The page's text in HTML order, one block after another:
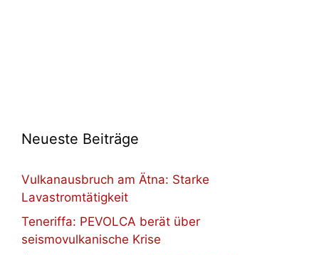
Neueste Beiträge
Vulkanausbruch am Ätna: Starke
Lavastromtätigkeit
Teneriffa: PEVOLCA berät über
seismovulkanische Krise